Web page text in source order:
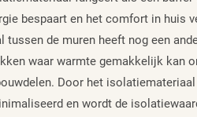
bespaart en het comfort in huis
tussen de muren heeft nog een
waar warmte gemakkelijk kan
Door het
en wordt de